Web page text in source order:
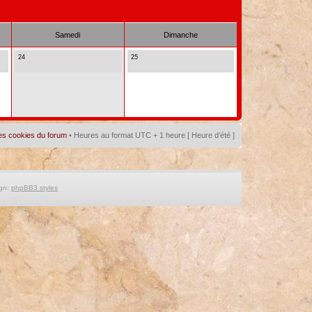
Samedi Dimanche
24 25
cookies du forum • Heures au format UTC + 1 heure [ Heure d’été ]
phpBB3 styles